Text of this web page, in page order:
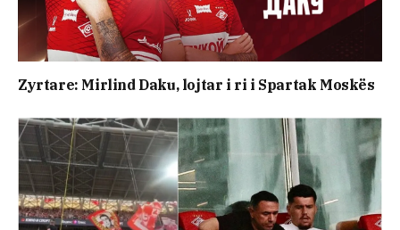
Zyrtare: Mirlind Daku, lojtar i ri i Spartak Moskës